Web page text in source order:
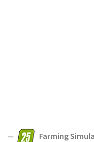
Farming